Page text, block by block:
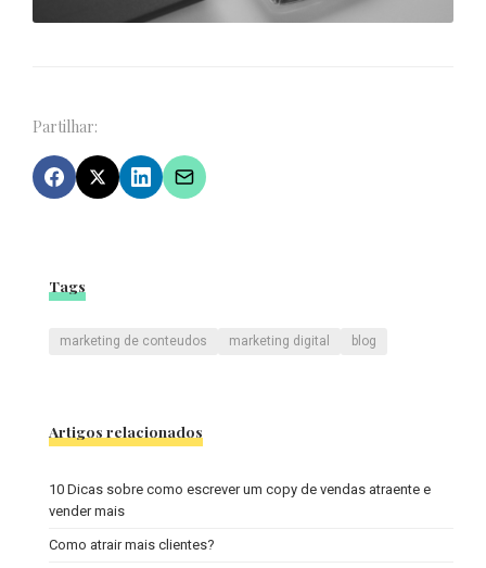
Partilhar:
Tags
marketing de conteudos marketing digital blog
Artigos relacionados
10 Dicas sobre como escrever um copy de vendas atraente e
vender mais
Como atrair mais clientes?